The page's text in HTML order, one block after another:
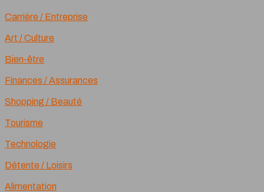
Carrière / Entreprise
Art / Culture
Bien-être
Finances / Assurances
Shopping / Beauté
Tourisme
Technologie
Détente / Loisirs
Alimentation